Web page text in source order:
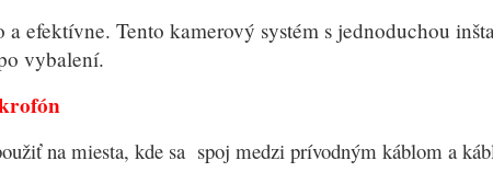
efektívne. Tento kamerový systém s jednoduchou
vybalení.
na miesta, kde sa spoj medzi prívodným káblom a